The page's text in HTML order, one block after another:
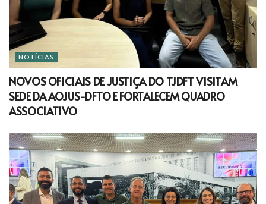
NOTÍCIAS
NOVOS OFICIAIS DE JUSTIÇA DO TJDFT VISITAM
SEDE DA AOJUS-DFTO E FORTALECEM QUADRO
ASSOCIATIVO